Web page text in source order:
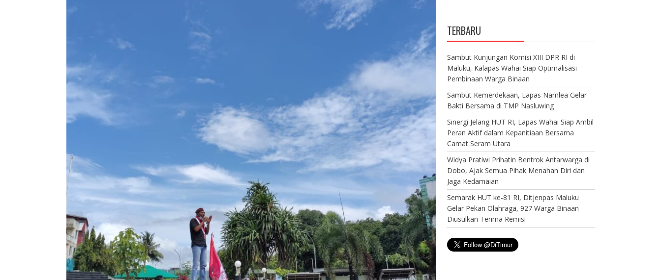
TERBARU
Sambut Kunjungan Komisi XIII DPR RI di
Maluku, Kalapas Wahai Siap Optimalisasi
Pembinaan Warga Binaan
Sambut Kemerdekaan, Lapas Namlea Gelar
Bakti Bersama di TMP Nasluwing
Sinergi Jelang HUT RI, Lapas Wahai Siap Ambil
Peran Aktif dalam Kepanitiaan Bersama
Camat Seram Utara
Widya Pratiwi Prihatin Bentrok Antarwarga di
Dobo, Ajak Semua Pihak Menahan Diri dan
Jaga Kedamaian
Semarak HUT ke-81 RI, Ditjenpas Maluku
Gelar Pekan Olahraga, 927 Warga Binaan
Diusulkan Terima Remisi